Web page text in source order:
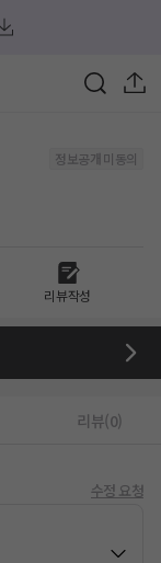
정보공개 미동의
리뷰작성
리뷰(0)
수정 요청